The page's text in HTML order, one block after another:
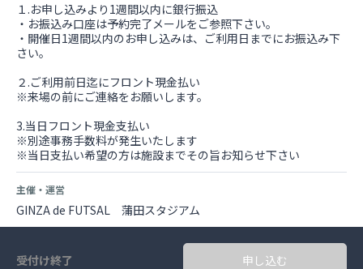
１.お申し込みより1週間以内に銀行振込
・お振込み口座は予約完了メールをご参照下さい。
・開催日1週間以内のお申し込みは、ご利用日までにお振込み下
さい。
２.ご利用前日迄にフロント現金払い
※来場の前にご連絡をお願いします。
3.当日フロント現金支払い
※別途事務手数料が発生いたします
※当日支払い希望の方は施設までその旨お知らせ下さい
主催・運営
GINZA de FUTSAL 蒲田スタジアム
受付け終了 申し込む